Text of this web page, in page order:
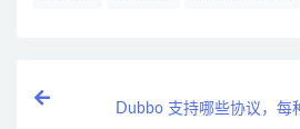
Dubbo 支持哪些协议，每